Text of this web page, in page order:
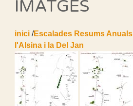
IMATGES
inici /Escalades Resums Anuals
l'Alsina i la Del Jan